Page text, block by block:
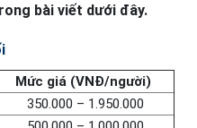
bài viết dưới đây.
Mức giá (VNĐ/người)
350.000 – 1.950.000